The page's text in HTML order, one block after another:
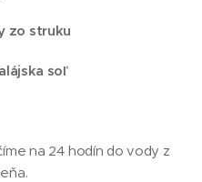
zo struku
soľ
na 24 hodín do vody z